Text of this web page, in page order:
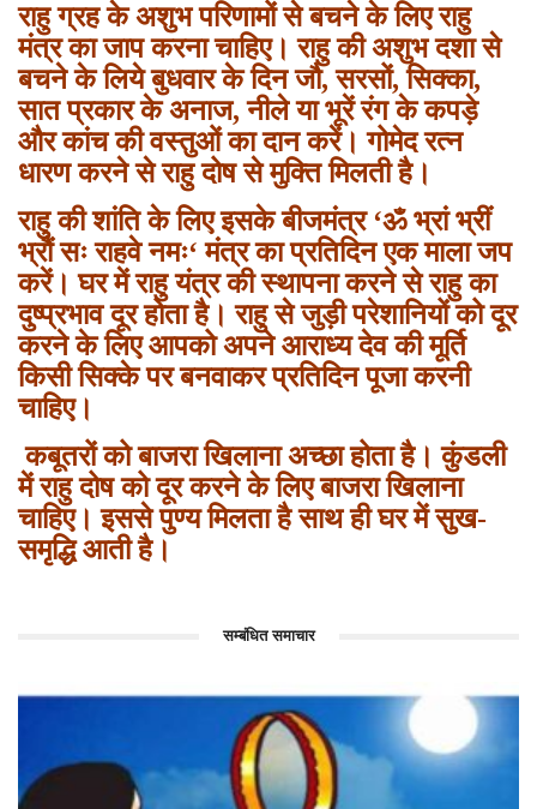
राहु ग्रह के अशुभ परिणामों से बचने के लिए राहु
मंत्र का जाप करना चाहिए। राहु की अशुभ दशा से
बचने के लिये बुधवार के दिन जौ,सरसों,सिक्का,
सात प्रकार के अनाज,नीले या भूरें रंग के कपड़े
और कांच की वस्तुओं का दान करें। गोमेद रत्न
धारण करने से राहु दोष से मुक्ति मिलती है।
राहु की शांति के लिए इसके बीजमंत्र ‘ॐ भ्रां भ्रीं
भ्रौं सः राहवे नमः‘मंत्र का प्रतिदिन एक माला जप
करें। घर में राहु यंत्र की स्‍थापना करने से राहु का
दुष्‍प्रभाव दूर होता है। राहु से जुड़ी परेशानियों को दूर
करने के लिए आपको अपने आराध्य देव की मूर्ति
किसी सिक्‍के पर बनवाकर प्रतिदिन पूजा करनी
चाहिए।
कबूतरों को बाजरा खिलाना अच्छा होता है। कुंडली
में राहु दोष को दूर करने के लिए बाजरा खिलाना
चाहिए। इससे पुण्य मिलता है साथ ही घर में सुख-
समृद्धि आती है।
सम्बंधित समाचार